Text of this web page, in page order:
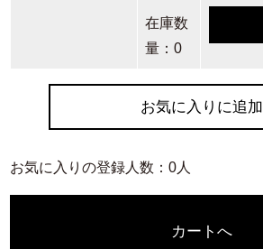
在庫数
量：0
お気に入りに追加
お気に入りの登録人数：0人
カートへ